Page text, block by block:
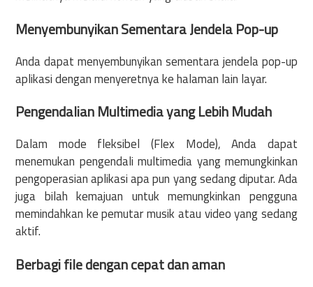
Menyembunyikan Sementara Jendela Pop-up
Anda dapat menyembunyikan sementara jendela pop-up
aplikasi dengan menyeretnya ke halaman lain layar.
Pengendalian Multimedia yang Lebih Mudah
Dalam mode fleksibel (Flex Mode), Anda dapat
menemukan pengendali multimedia yang memungkinkan
pengoperasian aplikasi apa pun yang sedang diputar. Ada
juga bilah kemajuan untuk memungkinkan pengguna
memindahkan ke pemutar musik atau video yang sedang
aktif.
Berbagi file dengan cepat dan aman